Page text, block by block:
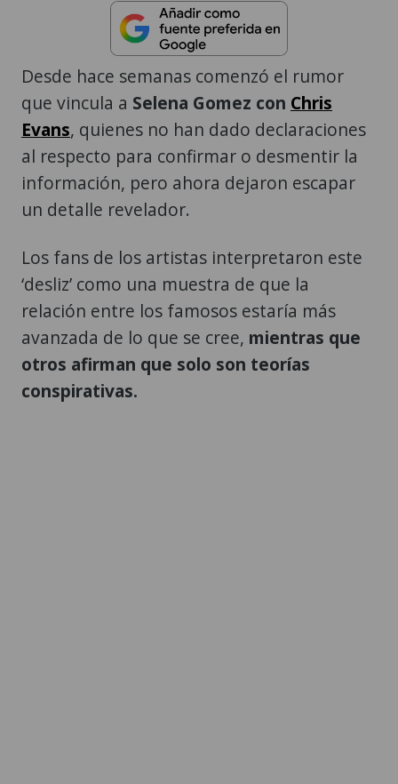
Desde hace semanas comenzó el rumor
que vincula a Selena Gomez con Chris
Evans, quienes no han dado declaraciones
al respecto para confirmar o desmentir la
información, pero ahora dejaron escapar
un detalle revelador.
Los fans de los artistas interpretaron este
‘desliz’ como una muestra de que la
relación entre los famosos estaría más
avanzada de lo que se cree, mientras que
otros afirman que solo son teorías
conspirativas.